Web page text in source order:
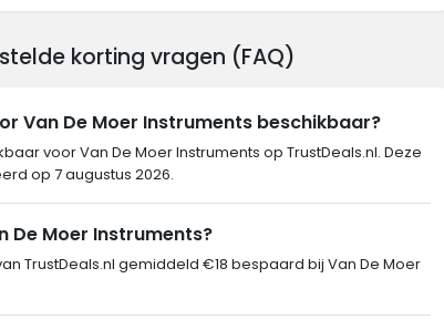
korting vragen (FAQ)
Van De Moer Instruments beschikbaar?
voor Van De Moer Instruments op TrustDeals.nl. Deze
op 7 augustus 2026.
De Moer Instruments?
TrustDeals.nl gemiddeld €18 bespaard bij Van De Moer